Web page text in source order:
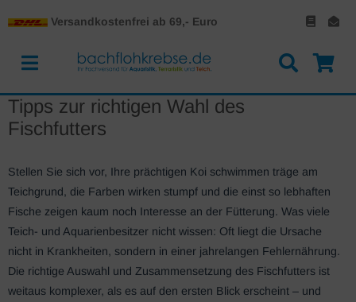
Versandkostenfrei ab 69,- Euro
Tipps zur richtigen Wahl des
Fischfutters
Stellen Sie sich vor, Ihre prächtigen Koi schwimmen träge am
Teichgrund, die Farben wirken stumpf und die einst so lebhaften
Fische zeigen kaum noch Interesse an der Fütterung. Was viele
Teich- und Aquarienbesitzer nicht wissen: Oft liegt die Ursache
nicht in Krankheiten, sondern in einer jahrelangen Fehlernährung.
Die richtige Auswahl und Zusammensetzung des Fischfutters ist
weitaus komplexer, als es auf den ersten Blick erscheint – und